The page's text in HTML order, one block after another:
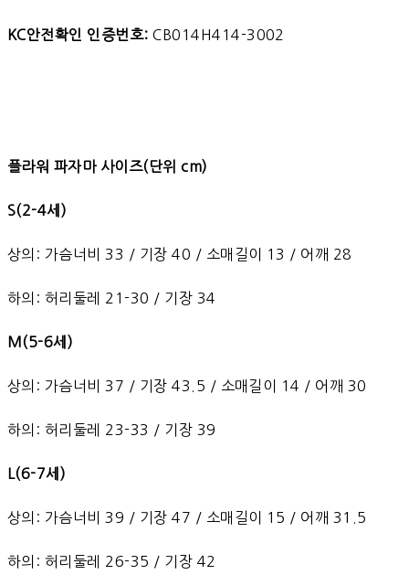
KC안전확인 인증번호:CB014H414-3002
플라워 파자마 사이즈(단위 cm)
S(2-4세)
상의: 가슴너비 33 / 기장 40 / 소매길이 13 / 어깨 28
하의: 허리둘레 21-30 / 기장 34
M(5-6세)
상의: 가슴너비 37 / 기장 43.5 / 소매길이 14 / 어깨 30
하의: 허리둘레 23-33 / 기장 39
L(6-7세)
상의: 가슴너비 39 / 기장 47 / 소매길이 15 / 어깨 31.5
하의: 허리둘레 26-35 / 기장 42